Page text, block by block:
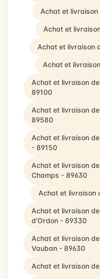
Achat et
Achat et
Achat et livraison
Achat et
Achat et livraison
89100
Achat et livraison
89580
Achat et livraison
- 89150
Achat et livraison
Champs - 89630
Achat et livraison
Achat et livraison
d'Ordon - 89330
Achat et livraison
Vauban - 89630
Achat et livraison